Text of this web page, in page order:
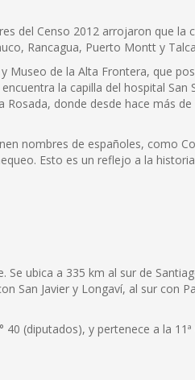
del Censo 2012 arrojaron que la
Rancagua, Puerto Montt y
Museo de la Alta Frontera, que
la capilla del hospital
donde desde hace más
nombres de españoles, como
Esto es un reflejo a la
ubica a 335 km al sur de
San Javier y Longaví, al sur con
(diputados), y pertenece a la